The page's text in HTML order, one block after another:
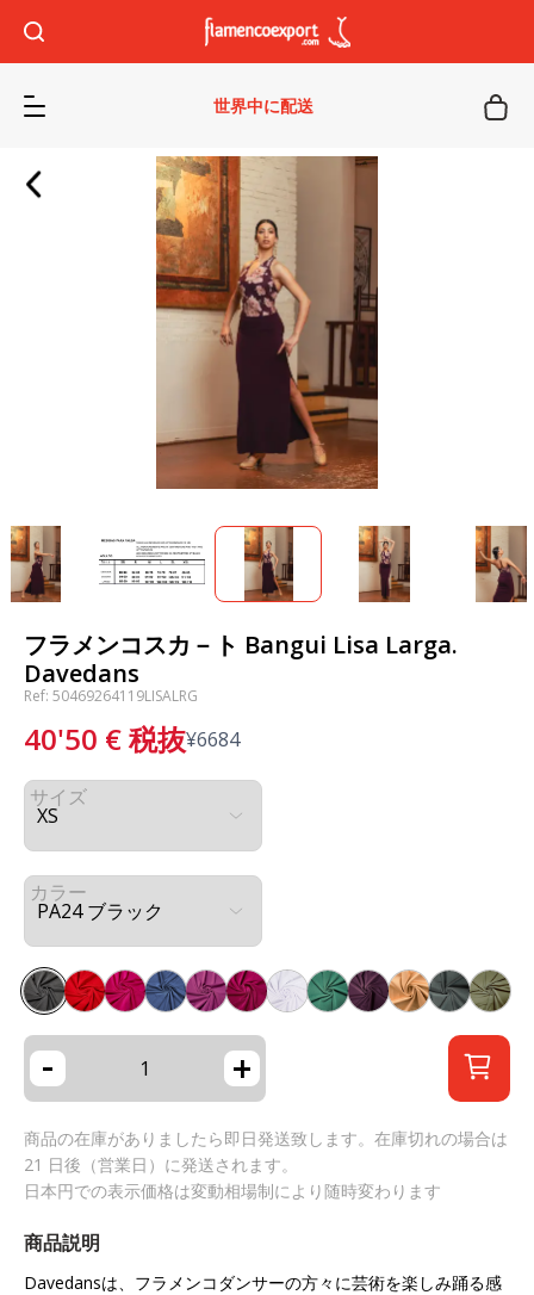
世界中に配送
フラメンコスカ－ト Bangui Lisa Larga.
Davedans
Ref: 50469264119LISALRG
40'50 €税抜¥6684
サイズ
カラー
- +
商品の在庫がありましたら即日発送致します。在庫切れの場合は
21 日後（営業日）に発送されます。
日本円での表示価格は変動相場制により随時変わります
商品説明
Davedansは、フラメンコダンサーの方々に芸術を楽しみ踊る感